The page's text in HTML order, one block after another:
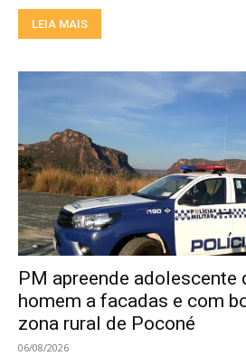
LEIA MAIS
PM apreende adolescente
homem a facadas e com
zona rural de Poconé
06/08/2026